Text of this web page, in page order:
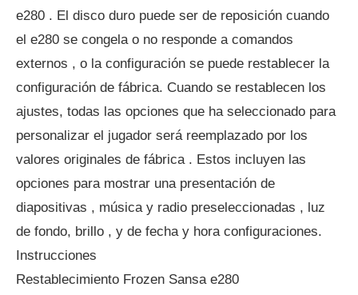
e280 . El disco duro puede ser de reposición cuando
el e280 se congela o no responde a comandos
externos , o la configuración se puede restablecer la
configuración de fábrica. Cuando se restablecen los
ajustes, todas las opciones que ha seleccionado para
personalizar el jugador será reemplazado por los
valores originales de fábrica . Estos incluyen las
opciones para mostrar una presentación de
diapositivas , música y radio preseleccionadas , luz
de fondo, brillo , y de fecha y hora configuraciones.
Instrucciones
Restablecimiento Frozen Sansa e280